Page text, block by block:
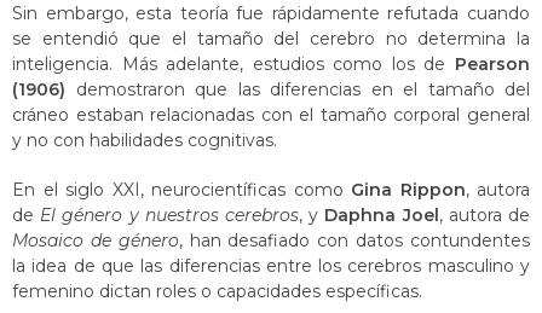
Sin embargo, esta teoría fue rápidamente refutada cuando
se entendió que el tamaño del cerebro no determina la
inteligencia. Más adelante, estudios como los de Pearson
(1906) demostraron que las diferencias en el tamaño del
cráneo estaban relacionadas con el tamaño corporal general
y no con habilidades cognitivas​.
En el siglo XXI, neurocientíficas como Gina Rippon, autora
de El género y nuestros cerebros, y Daphna Joel, autora de
Mosaico de género, han desafiado con datos contundentes
la idea de que las diferencias entre los cerebros masculino y
femenino dictan roles o capacidades específicas​​.